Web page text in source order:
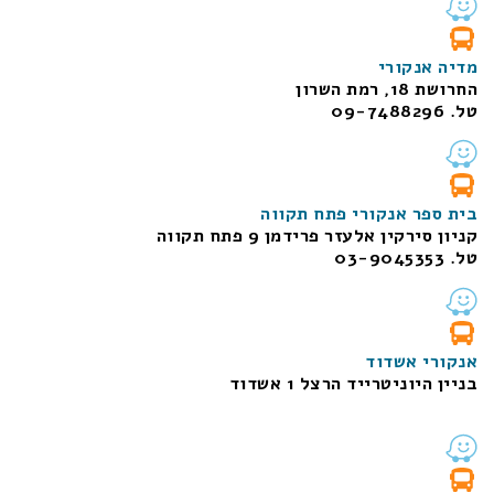
מדיה אנקורי
החרושת 18, רמת השרון
טל. 09-7488296
בית ספר אנקורי פתח תקווה
קניון סירקין אלעזר פרידמן 9 פתח תקווה
טל. 03-9045353
אנקורי אשדוד
בניין היוניטרייד הרצל 1 אשדוד